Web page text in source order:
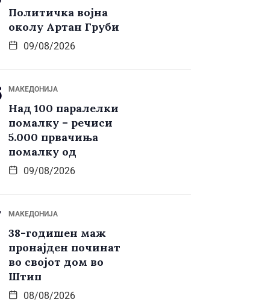
Политичка војна
околу Артан Груби
09/08/2026
МАКЕДОНИЈА
Над 100 паралелки
помалку – речиси
5.000 првачиња
помалку од
09/08/2026
МАКЕДОНИЈА
38-годишен маж
пронајден починат
во својот дом во
Штип
08/08/2026